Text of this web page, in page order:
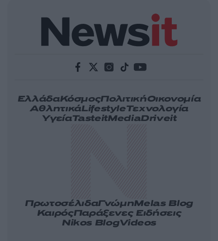
ΕλλάδαΚόσμοςΠολιτικήΟικονομία
ΑθλητικάLifestyleΤεχνολογία
ΥγείαTasteitMediaDriveit
ΠρωτοσέλιδαΓνώμηMelas Blog
ΚαιρόςΠαράξενες Ειδήσεις
Nikos BlogVideos